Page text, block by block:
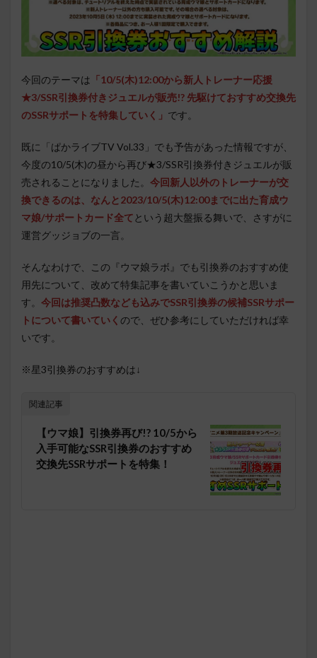
今回のテーマは 「10/5(木)12:00から新人トレーナー応援
★3/SSR引換券付きジュエルが販売!? 先駆けておすすめ交換先
のSSRサポートを特集していく」 です。
既に「ぱかライブTV Vol.33」でも予告があった情報ですが、
今度の10/5(木)の昼から再び★3/SSR引換券付きジュエルが販
売されることになりました。 今回新人以外のトレーナーが交
換できるのは、なんと2023/10/5(木)12:00までに出た育成ウ
マ娘/サポートカード全てという超大盤振る舞いで、さすがに
運営グッジョブの一言。
そんなわけで、この『ウマ娘ラボ』でも引換券のおすすめ使
用先について、改めて特集記事を書いていこうかと思いま
す。 今回は推奨凸数なども込みでSSR引換券の候補SSRサポー
トについて書いていく ので、ぜひ参考にしていただければ幸
いです。
※星3引換券のおすすめは↓
関連記事
【ウマ娘】引換券再び!? 10/5から
入手可能なSSR引換券のおすすめ
交換先SSRサポートを特集！